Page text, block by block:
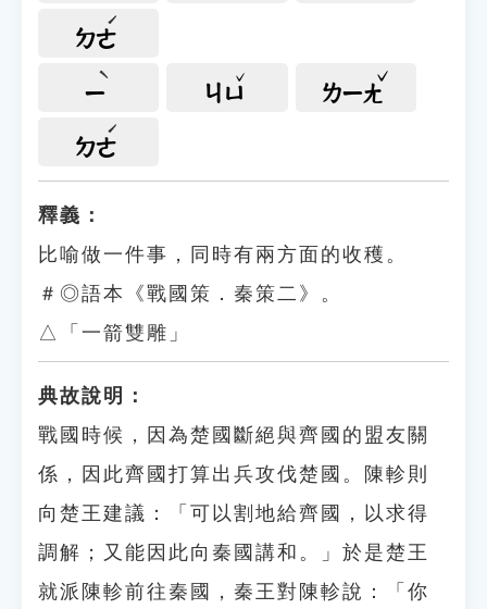
ㄉㄜ
ㄧ ㄐㄩ ㄌㄧㄤ
ㄉㄜ
釋義：
比喻做一件事，同時有兩方面的收穫。
＃◎語本《戰國策．秦策二》。
△「一箭雙雕」
典故說明：
戰國時候，因為楚國斷絕與齊國的盟友關
係，因此齊國打算出兵攻伐楚國。陳軫則
向楚王建議：「可以割地給齊國，以求得
調解；又能因此向秦國講和。」於是楚王
就派陳軫前往秦國，秦王對陳軫說：「你